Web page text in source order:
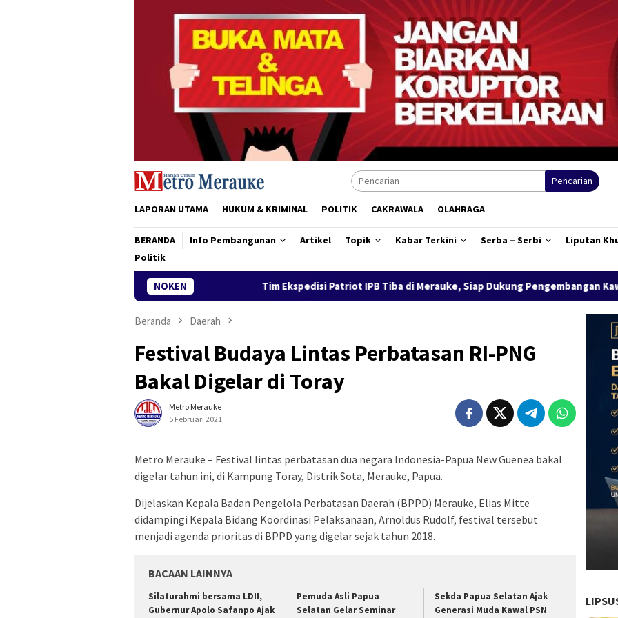
Pencarian
LAPORAN UTAMA HUKUM & KRIMINAL POLITIK CAKRAWALA OLAHRAGA
BERANDA Info Pembangunan Artikel Topik Kabar Terkini Serba – Serbi
Liputan
Politik
NOKEN
Tim Ekspedisi Patriot IPB Tiba di Merauke, Siap Dukung Pengembangan Kawasan Salor Berbasis
Beranda Daerah
Festival Budaya Lintas Perbatasan RI-PNG
Bakal Digelar di Toray
Metro Merauke
5 Februari 2021
Metro Merauke – Festival lintas perbatasan dua negara Indonesia-Papua New Guenea bakal
digelar tahun ini, di Kampung Toray, Distrik Sota, Merauke, Papua.
Dijelaskan Kepala Badan Pengelola Perbatasan Daerah (BPPD) Merauke, Elias Mitte
didampingi Kepala Bidang Koordinasi Pelaksanaan, Arnoldus Rudolf, festival tersebut
menjadi agenda prioritas di BPPD yang digelar sejak tahun 2018.
BACAAN LAINNYA
Silaturahmi bersama LDII,
Gubernur Apolo Safanpo Ajak
Pemuda Asli Papua
Selatan Gelar Seminar
Sekda Papua Selatan Ajak
Generasi Muda Kawal PSN